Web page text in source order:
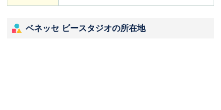
ベネッセ ビースタジオの所在地